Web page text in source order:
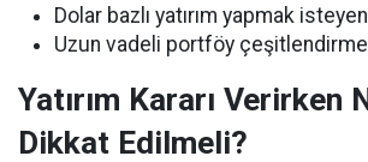
Dolar bazlı yatırım yapmak
Uzun vadeli portföy
Yatırım Kararı Verirken
Dikkat Edilmeli?